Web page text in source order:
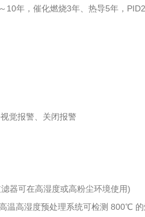
10年，催化燃烧3年、热导5年，
觉报警、关闭报警
器可在高湿度或高粉尘环境使用)
温高湿度预处理系统可检测 800℃